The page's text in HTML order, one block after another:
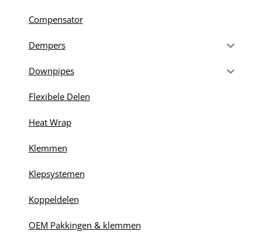
Compensator
Dempers
Downpipes
Flexibele Delen
Heat Wrap
Klemmen
Klepsystemen
Koppeldelen
OEM Pakkingen & klemmen